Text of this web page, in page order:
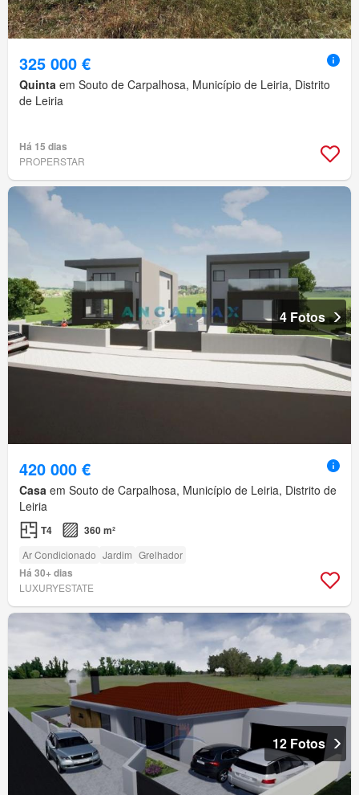
325 000 €
Quinta em Souto de Carpalhosa, Município de Leiria, Distrito
de Leiria
Há 15 dias
PROPERSTAR
4 Fotos
420 000 €
Casa em Souto de Carpalhosa, Município de Leiria, Distrito de
Leiria
T4 360 m²
Ar Condicionado Jardim Grelhador
Há 30+ dias
LUXURYESTATE
12 Fotos